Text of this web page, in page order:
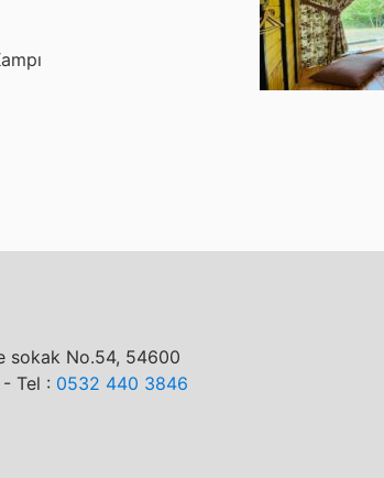
sokak No.54, 54600
Tel : 0532 440 3846